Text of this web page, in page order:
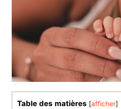
Table des matières [afficher]